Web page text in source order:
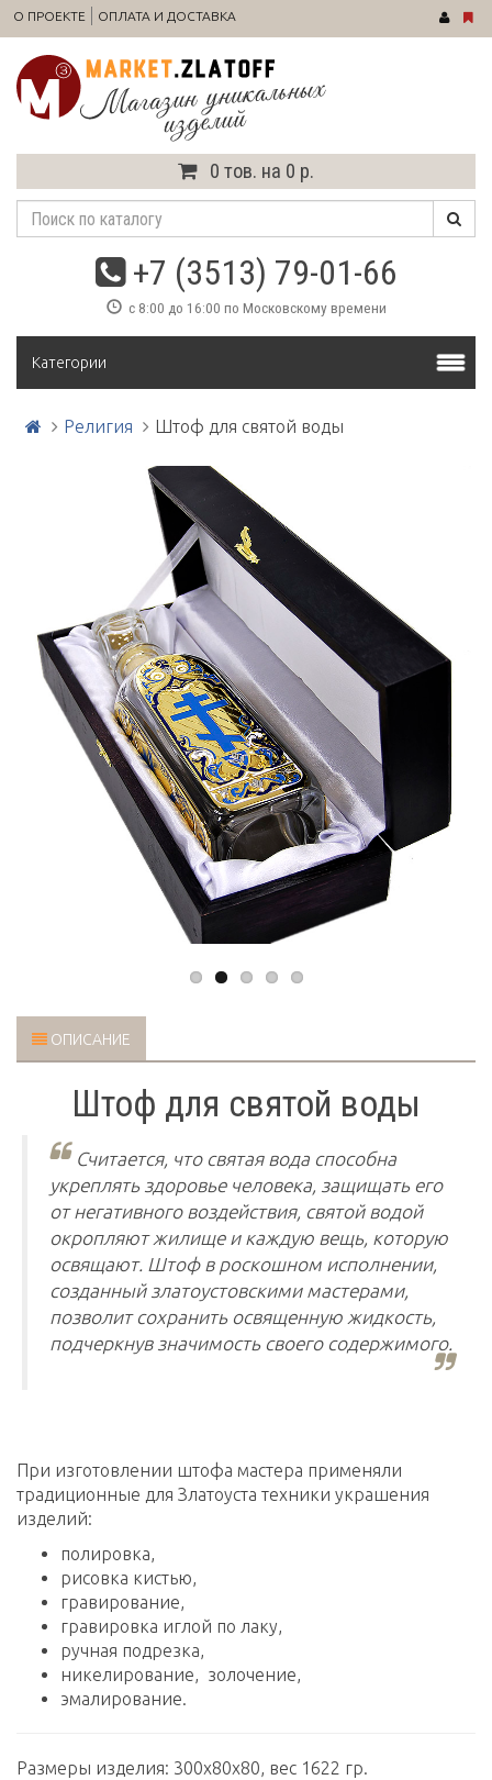
О ПРОЕКТЕ ОПЛАТА И ДОСТАВКА
0 тов. на 0 р.
+7 (3513) 79-01-66
с 8:00 до 16:00 по Московскому времени
Категории
Религия Штоф для святой воды
ОПИСАНИЕ
Штоф для святой воды
Считается, что святая вода способна
укреплять здоровье человека, защищать его
от негативного воздействия, святой водой
окропляют жилище и каждую вещь, которую
освящают. Штоф в роскошном исполнении,
созданный златоустовскими мастерами,
позволит сохранить освященную жидкость,
подчеркнув значимость своего содержимого.
При изготовлении штофа мастера применяли
традиционные для Златоуста техники украшения
изделий:
полировка,
рисовка кистью,
гравирование,
гравировка иглой по лаку,
ручная подрезка,
никелирование, золочение,
эмалирование.
Размеры изделия: 300х80х80, вес 1622 гр.